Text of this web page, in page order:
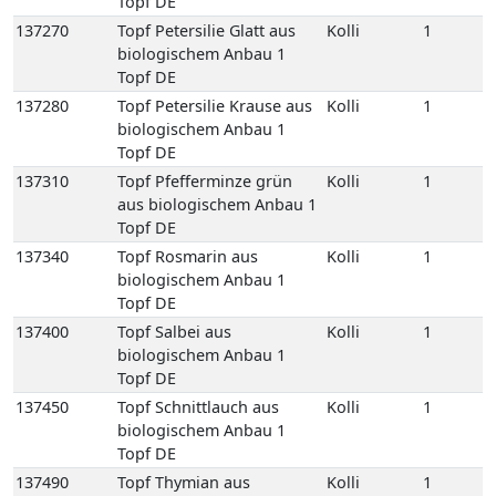
137310
Topf Pfefferminze grün
aus biologischem Anbau 1
Topf DE
Kolli 1
137340
Topf Rosmarin aus
biologischem Anbau 1
Topf DE
Kolli 1
137400
Topf Salbei aus
biologischem Anbau 1
Topf DE
Kolli 1
137450
Topf Schnittlauch aus
biologischem Anbau 1
Topf DE
Kolli 1
137490
Topf Thymian aus
biologischem Anbau 1
Topf DE
Kolli 1
137540
Topf Zitronenmelisse aus
biologischem Anbau 1
Topf DE
Kolli 1
141280
Zitronengras 100 gr
Kolli 10